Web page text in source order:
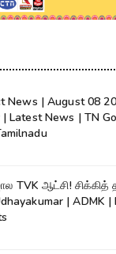
News | August 08
| Latest News | TN
TVK ஆட்சி! சிக்கித்
| ADMK |